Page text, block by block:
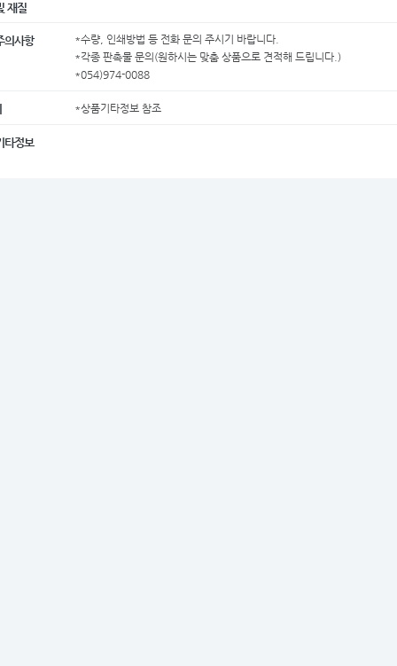
재질
의사항
*수량, 인쇄방법 등 전화 문의 주시기 바랍니다.
*각종 판촉물 문의(원하시는 맞춤 상품으로 견적해 드립니다.)
*054)974-0088
*상품기타정보 참조
타정보